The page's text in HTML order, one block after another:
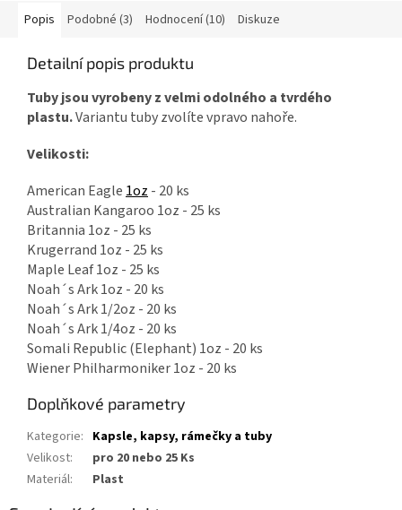
Popis Podobné (3) Hodnocení (10) Diskuze
Detailní popis produktu
Tuby jsou vyrobeny z velmi odolného a tvrdého
plastu.Variantu tuby zvolíte vpravo nahoře.
Velikosti:
American Eagle 1oz - 20 ks
Australian Kangaroo 1oz - 25 ks
Britannia 1oz - 25 ks
Krugerrand 1oz - 25 ks
Maple Leaf 1oz - 25 ks
Noah´s Ark 1oz - 20 ks
Noah´s Ark 1/2oz - 20 ks
Noah´s Ark 1/4oz - 20 ks
Somali Republic (Elephant) 1oz - 20 ks
Wiener Philharmoniker 1oz - 20 ks
Doplňkové parametry
Kategorie: Kapsle, kapsy, rámečky a tuby
Velikost:
pro 20 nebo 25 Ks
Materiál: Plast